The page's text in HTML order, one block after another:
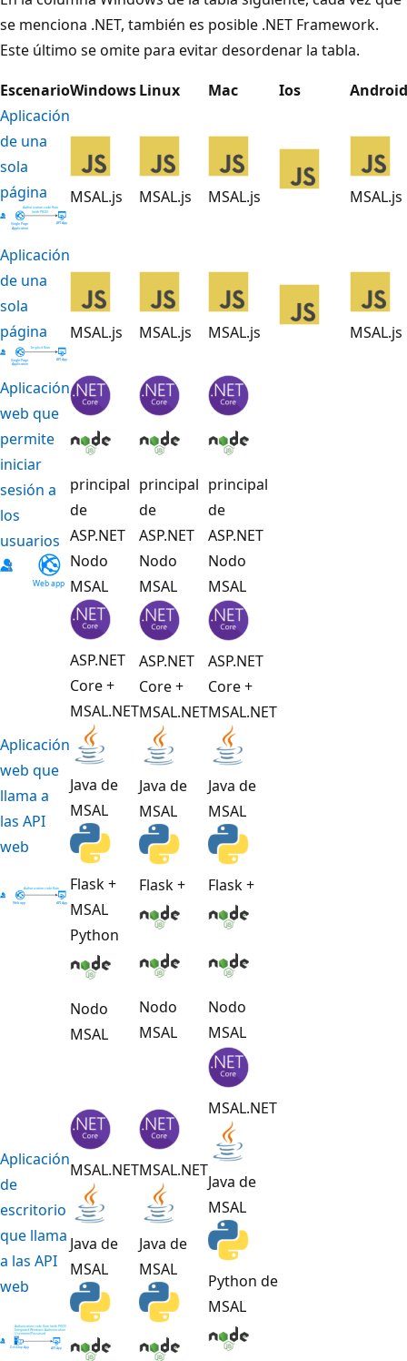
se menciona .NET, también es posible .NET Framework.
Este último se omite para evitar desordenar la tabla.
EscenarioWindowsLinux Mac Ios
Aplicación
de una
sola
página
MSAL.js MSAL.js MSAL.js MSAL.js
Aplicación
de una
sola
página
MSAL.js MSAL.js MSAL.js MSAL.js
Aplicación
web que
permite
iniciar
sesión a
los
usuarios
principal
de
ASP.NET
Nodo
MSAL
principal
de
ASP.NET
Nodo
MSAL
principal
de
ASP.NET
Nodo
MSAL
Aplicación
web que
llama a
las API
web
ASP.NET
Core +
MSAL.NET
Java de
MSAL
Flask +
MSAL
Python
Nodo
MSAL
ASP.NET
Core +
MSAL.NET
Java de
MSAL
Flask +
Nodo
MSAL
ASP.NET
Core +
MSAL.NET
Java de
MSAL
Flask +
Nodo
MSAL
Aplicación
de
escritorio
que llama
a las API
web
MSAL.NET
Java de
MSAL
MSAL.NET
Java de
MSAL
MSAL.NET
Java de
MSAL
Python de
MSAL